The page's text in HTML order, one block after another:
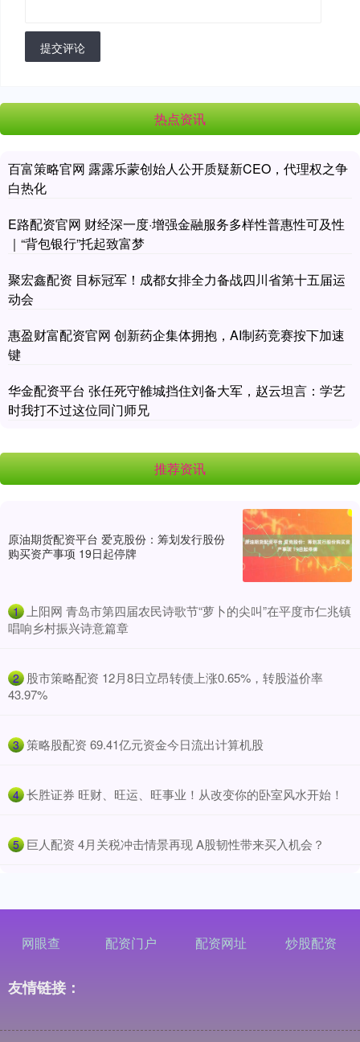
提交评论
热点资讯
百富策略官网 露露乐蒙创始人公开质疑新CEO，代理权之争
白热化
E路配资官网 财经深一度·增强金融服务多样性普惠性可及性
｜“背包银行”托起致富梦
聚宏鑫配资 目标冠军！成都女排全力备战四川省第十五届运
动会
惠盈财富配资官网 创新药企集体拥抱，AI制药竞赛按下加速
键
华金配资平台 张任死守雒城挡住刘备大军，赵云坦言：学艺
时我打不过这位同门师兄
推荐资讯
原油期货配资平台 爱克股份：筹划发行股份
购买资产事项 19日起停牌
1
​上阳网 青岛市第四届农民诗歌节“萝卜的尖叫”在平度市仁兆镇
唱响乡村振兴诗意篇章
2 ​股市策略配资 12月8日立昂转债上涨0.65%，转股溢价率
43.97%
3 ​策略股配资 69.41亿元资金今日流出计算机股
4 ​长胜证券 旺财、旺运、旺事业！从改变你的卧室风水开始！
5 ​巨人配资 4月关税冲击情景再现 A股韧性带来买入机会？
网眼查 配资门户 配资网址 炒股配资
友情链接：